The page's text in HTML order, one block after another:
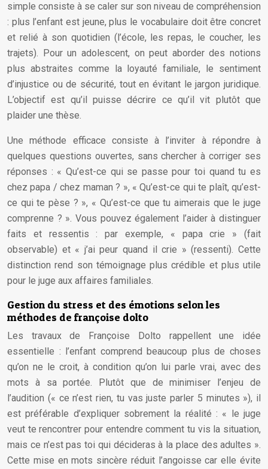
simple consiste à se caler sur son niveau de compréhension
: plus l’enfant est jeune, plus le vocabulaire doit être concret
et relié à son quotidien (l’école, les repas, le coucher, les
trajets). Pour un adolescent, on peut aborder des notions
plus abstraites comme la loyauté familiale, le sentiment
d’injustice ou de sécurité, tout en évitant le jargon juridique.
L’objectif est qu’il puisse décrire ce qu’il vit plutôt que
plaider une thèse.
Une méthode efficace consiste à l’inviter à répondre à
quelques questions ouvertes, sans chercher à corriger ses
réponses : « Qu’est-ce qui se passe pour toi quand tu es
chez papa / chez maman ? », « Qu’est-ce qui te plaît, qu’est-
ce qui te pèse ? », « Qu’est-ce que tu aimerais que le juge
comprenne ? ». Vous pouvez également l’aider à distinguer
faits et ressentis : par exemple, « papa crie » (fait
observable) et « j’ai peur quand il crie » (ressenti). Cette
distinction rend son témoignage plus crédible et plus utile
pour le juge aux affaires familiales.
Gestion du stress et des émotions selon les
méthodes de françoise dolto
Les travaux de Françoise Dolto rappellent une idée
essentielle : l’enfant comprend beaucoup plus de choses
qu’on ne le croit, à condition qu’on lui parle vrai, avec des
mots à sa portée. Plutôt que de minimiser l’enjeu de
l’audition (« ce n’est rien, tu vas juste parler 5 minutes »), il
est préférable d’expliquer sobrement la réalité : « le juge
veut te rencontrer pour entendre comment tu vis la situation,
mais ce n’est pas toi qui décideras à la place des adultes ».
Cette mise en mots sincère réduit l’angoisse car elle évite